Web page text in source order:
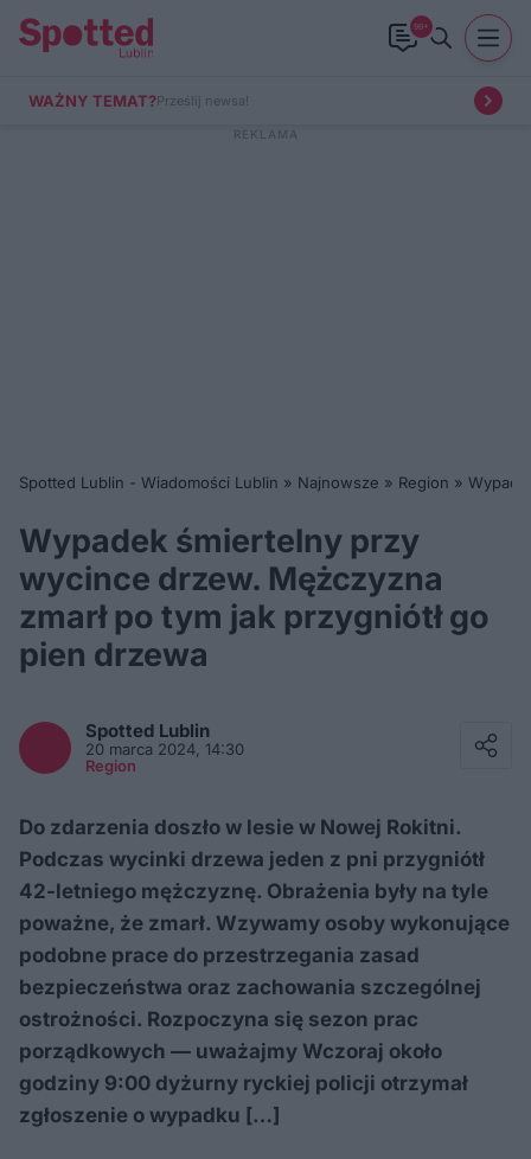
99+
WAŻNY TEMAT?Prześlij newsa!
Spotted Lublin - Wiadomości Lublin » Najnowsze » Region »
Wypadek śmiertelny przy
wycince drzew. Mężczyzna
zmarł po tym jak przygniótł go
pien drzewa
Spotted Lublin
20 marca 2024, 14:30
Region
Do zdarzenia doszło w lesie w Nowej Rokitni.
Podczas wycinki drzewa jeden z pni przygniótł
42-letniego mężczyznę. Obrażenia były na tyle
poważne, że zmarł. Wzywamy osoby wykonujące
podobne prace do przestrzegania zasad
bezpieczeństwa oraz zachowania szczególnej
ostrożności. Rozpoczyna się sezon prac
porządkowych — uważajmy Wczoraj około
godziny 9:00 dyżurny ryckiej policji otrzymał
zgłoszenie o wypadku […]